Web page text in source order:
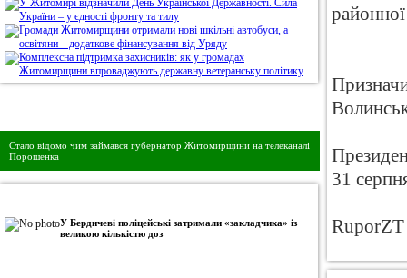
Стало відомо чим займався губернатор Житомирщини на телеканалі
Порошенка
У Бердичеві поліцейські затримали «закладчика» із
великою кількістю доз
31
RuporZT